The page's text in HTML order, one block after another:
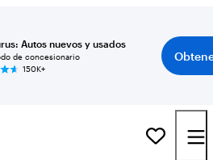
Autos nuevos y usados
de concesionario
150K+